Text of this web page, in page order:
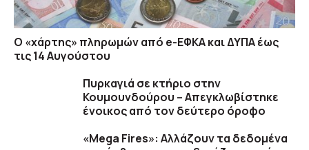
Ο «χάρτης» πληρωμών από e-ΕΦΚΑ και ΔΥΠΑ έως
τις 14 Αυγούστου
Πυρκαγιά σε κτήριο στην
Κουμουνδούρου – Απεγκλωβίστηκε
ένοικος από τον δεύτερο όροφο
«Mega Fires»: Αλλάζουν τα δεδομένα